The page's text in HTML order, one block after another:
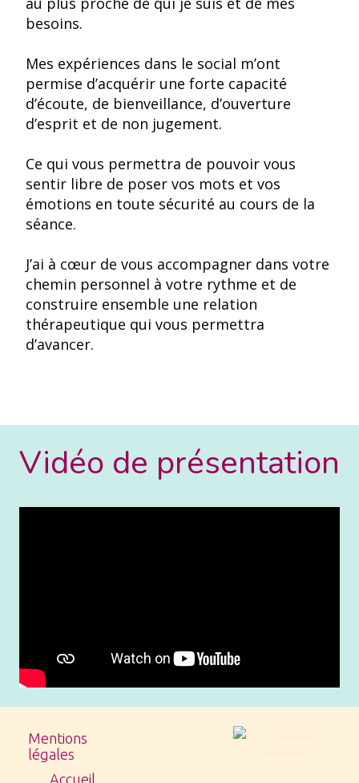
besoins.
Mes expériences dans le social m’ont
permise d’acquérir une forte capacité
d’écoute, de bienveillance, d’ouverture
d’esprit et de non jugement.
Ce qui vous permettra de pouvoir vous
sentir libre de poser vos mots et vos
émotions en toute sécurité au cours de la
séance.
J’ai à cœur de vous accompagner dans votre
chemin personnel à votre rythme et de
construire ensemble une relation
thérapeutique qui vous permettra
d’avancer.
Vidéo de présentation
Mentions
légales
Accueil